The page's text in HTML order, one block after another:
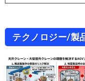
テクノロジー/製